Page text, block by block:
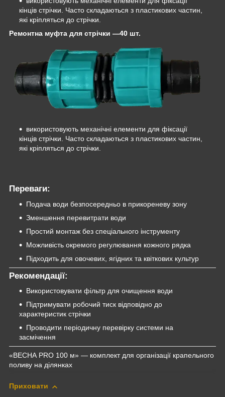
кінців стрічки. Часто складаються з пластикових частин,
які кріпляться до стрічки.
Ремонтна муфта для стрічки —40 шт.
використовують механічні елементи для фіксації
кінців стрічки. Часто складаються з пластикових частин,
які кріпляться до стрічки.
Переваги:
Подача води безпосередньо в прикореневу зону
Зменшення перевитрати води
Простий монтаж без спеціального інструменту
Можливість окремого регулювання кожного рядка
Підходить для овочевих, ягідних та квіткових культур
Рекомендації:
Використовувати фільтр для очищення води
Підтримувати робочий тиск відповідно до
характеристик стрічки
Проводити періодичну перевірку системи на
засмічення
«ВЕСНА PRO 100 м» — комплект для організації крапельного
поливу на ділянках
Приховати